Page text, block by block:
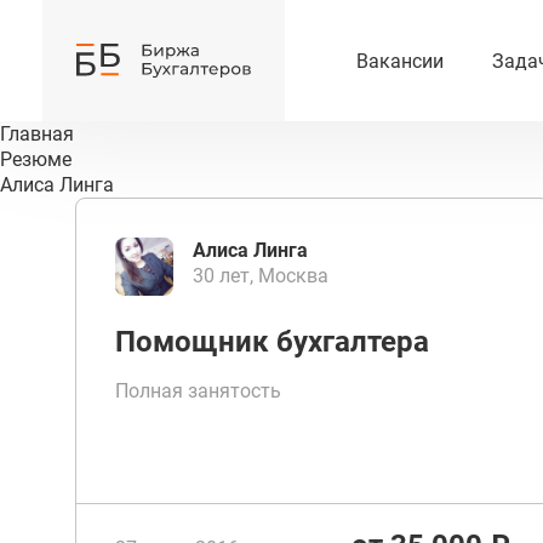
Вакансии
Главная
Резюме
Алиса Линга
Алиса Линга
30 лет, Москва
Помощник бухгалтера
Полная занятость